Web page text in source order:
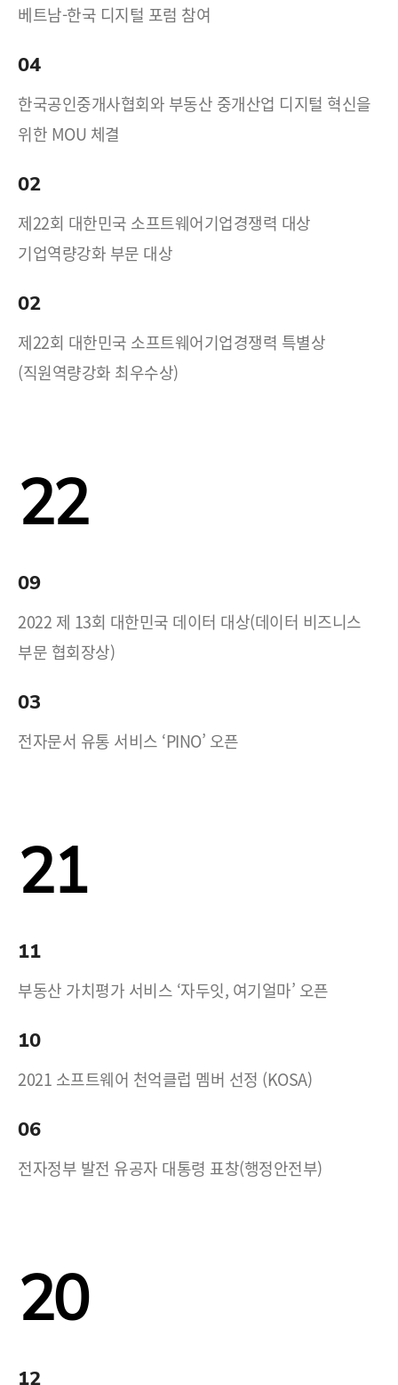
베트남-한국 디지털 포럼 참여
04
한국공인중개사협회와 부동산 중개산업 디지털 혁신을
위한 MOU 체결
02
제22회 대한민국 소프트웨어기업경쟁력 대상
기업역량강화 부문 대상
02
제22회 대한민국 소프트웨어기업경쟁력 특별상
(직원역량강화 최우수상)
22
09
2022 제 13회 대한민국 데이터 대상(데이터 비즈니스
부문 협회장상)
03
전자문서 유통 서비스 ‘PINO’ 오픈
21
11
부동산 가치평가 서비스 ‘자두잇, 여기얼마’ 오픈
10
2021 소프트웨어 천억클럽 멤버 선정 (KOSA)
06
전자정부 발전 유공자 대통령 표창(행정안전부)
20
12